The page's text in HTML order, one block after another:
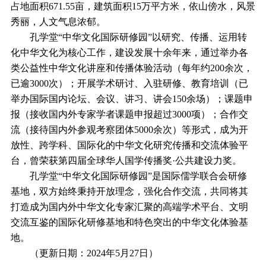
占地面积671.55亩，建筑面积15万平方米，依山傍水，风景
秀丽，人文气息浓郁。
孔学堂“中华文化国际研修园”以研究、传播、运用转
化中华文化为核心工作，建设发展十余年来，通过举办各
类公益性中华文化讲座和传播体验活动（每年约200余次，
已逾3000次）；开展学术研讨、入驻研修、教育培训（已
举办国际国内论坛、会议、讲习、讲会150余场）；课题申
报（接收国内外专家学者课题申报超过3000项）；合作交
流（接待国内外参观考察团体5000余次）等形式，成为开
放性、跨学科、国际化的中华文化研究传播和交流体验平
台，曾荣获第四届全球华人国学传播奖·公共建设力奖。
孔学堂“中华文化国际研修园”是国际儒学联合会研修
基地，双方始终秉持开放理念，强化合作交流，共同将其
打造成为国内外中华文化专家汇聚的高端学术平台、文明
交流互鉴的国际化研修基地和特色突出的中华文化体验基
地。
（更新日期：2024年5月27日）